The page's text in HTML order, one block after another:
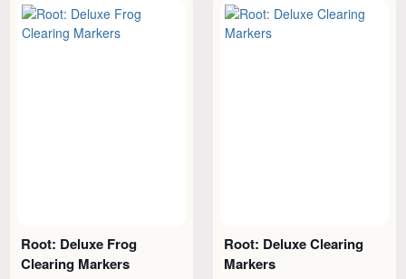
Root: Deluxe Frog
Clearing Markers
Root: Deluxe Clearing
Markers